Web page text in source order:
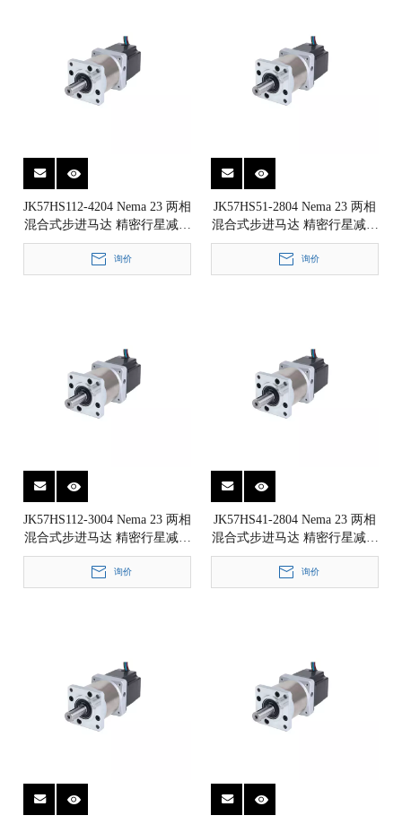
JK57HS112-4204 Nema 23 两相
混合式步进马达 精密行星减速
箱步进电机 1.8° 57x57mm
询价
JK57HS51-2804 Nema 23 两相
混合式步进马达 精密行星减速
箱步进电机 1.8° 57x57mm
询价
JK57HS112-3004 Nema 23 两相
混合式步进马达 精密行星减速
箱步进电机 1.8° 57x57mm
询价
JK57HS41-2804 Nema 23 两相
混合式步进马达 精密行星减速
箱步进电机 1.8° 57x57mm
询价